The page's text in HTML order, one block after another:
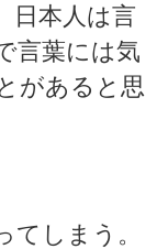
日本人は言
言葉には気
があると思
しまう。